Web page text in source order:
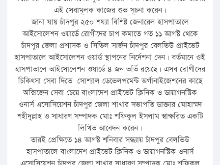
এই সেবামূলক কাজের শুভ সূচনা করেন।
জানা যায় চাঁদপুর ২৫০ শয্যা বিশিষ্ট জেনারেল হাসপাতালে
আইসোলেশন ওয়ার্ডে রোগীদের চাপ কমাতে গত ১১ আগস্ট থেকে
চাঁদপুর জেলা প্রশাসক ও সিভিল সার্জন চাঁদপুর বেলভিউ প্রাইভেট
হাসপাতালে আইসোলেশন ওয়ার্ড স্থাপনের নির্দেশনা দেন। বর্তমানে ওই
হাসপাতালে আইসোলেশন ওয়ার্ডে ৪ জন ভর্তি রয়েছে। এসব রোগীদের
চিকিৎসা সেবা দিতে সোশ্যাল ডেভেলপমেন্ট অর্গানাইজেশনের কাছে
অক্সিজেন সেবা চেয়ে বাংলাদেশ প্রাইভেট ক্লিনিক ও ডায়াগনস্টিক
ওনার্স এসোসিয়েশন চাঁদপুর জেলা শাখার সভাপতি ডাক্তার মোহাম্মদ
শহীদুল্লাহ ও সাধারণ সম্পাদক মোঃ শফিকুল ইসলাম স্বাক্ষরিত একটি
লিখিত আবেদন করেন।
তারই প্রেক্ষিতে ১৪ আগস্ট শনিবার সন্ধ্যায় চাঁদপুর বেলভিউ
হাসপাতালে বাংলাদেশ প্রাইভেট ক্লিনিক ও ডায়াগনস্টিক ওনার্স